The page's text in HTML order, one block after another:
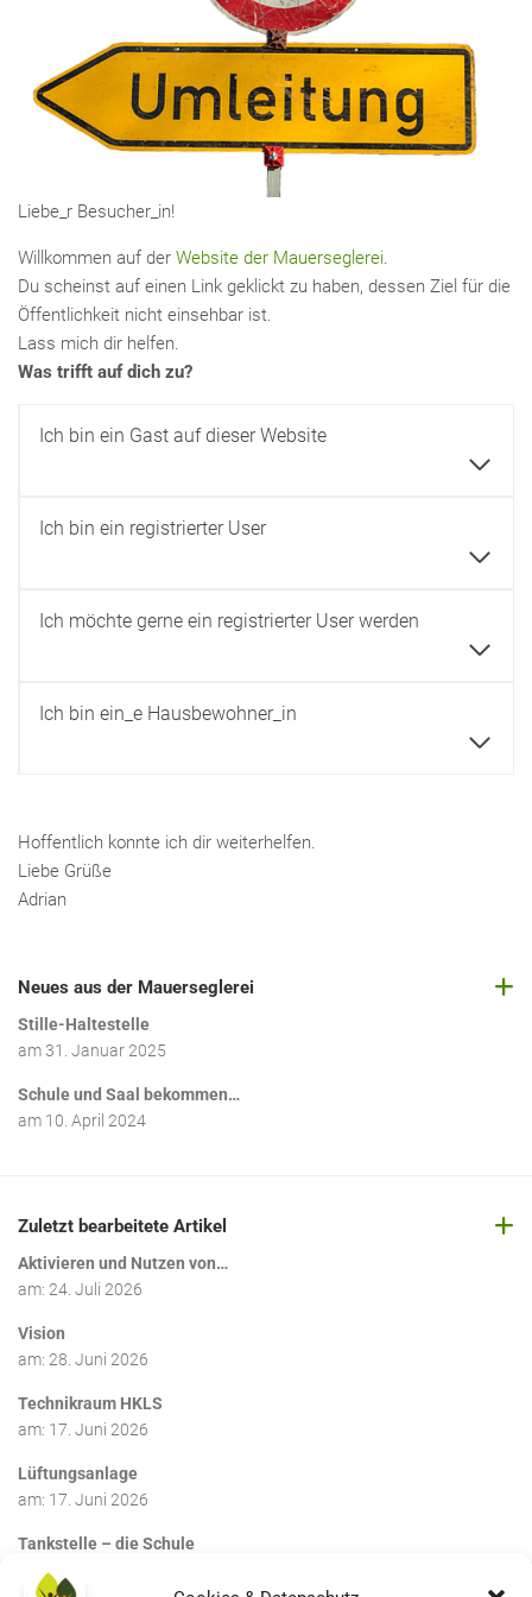
Liebe_r Besucher_in!
Willkommen auf der Website der Mauerseglerei.
Du scheinst auf einen Link geklickt zu haben, dessen Ziel für die
Öffentlichkeit nicht einsehbar ist.
Lass mich dir helfen.
Was trifft auf dich zu?
Ich bin ein Gast auf dieser Website
Ich bin ein registrierter User
Ich möchte gerne ein registrierter User werden
Ich bin ein_e Hausbewohner_in
Hoffentlich konnte ich dir weiterhelfen.
Liebe Grüße
Adrian
Neues aus der Mauerseglerei
Stille-Haltestelle
am31. Januar 2025
Schule und Saal bekommen…
am 10. April 2024
Zuletzt bearbeitete Artikel
Aktivieren und Nutzen von…
am: 24. Juli 2026
Vision
am: 28. Juni 2026
Technikraum HKLS
am: 17. Juni 2026
Lüftungsanlage
am: 17. Juni 2026
Tankstelle – die Schule
am:17. Juni 2026